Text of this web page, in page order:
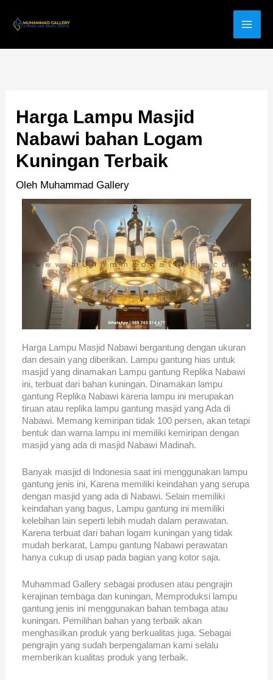
konten
Harga Lampu Masjid
Nabawi bahan Logam
Kuningan Terbaik
Oleh Muhammad Gallery
Harga Lampu Masjid Nabawi bergantung dengan ukuran
dan desain yang diberikan. Lampu gantung hias untuk
masjid yang dinamakan Lampu gantung Replika Nabawi
ini, terbuat dari bahan kuningan. Dinamakan lampu
gantung Replika Nabawi karena lampu ini merupakan
tiruan atau replika lampu gantung masjid yang Ada di
Nabawi. Memang kemiripan tidak 100 persen, akan tetapi
bentuk dan warna lampu ini memiliki kemiripan dengan
masjid yang ada di masjid Nabawi Madinah.
Banyak masjid di Indonesia saat ini menggunakan lampu
gantung jenis ini, Karena memiliki keindahan yang serupa
dengan masjid yang ada di Nabawi. Selain memiliki
keindahan yang bagus, Lampu gantung ini memiliki
kelebihan lain seperti lebih mudah dalam perawatan.
Karena terbuat dari bahan logam kuningan yang tidak
mudah berkarat, Lampu gantung Nabawi perawatan
hanya cukup di usap pada bagian yang kotor saja.
Muhammad Gallery sebagai produsen atau pengrajin
kerajinan tembaga dan kuningan, Memproduksi lampu
gantung jenis ini menggunakan bahan tembaga atau
kuningan. Pemilihan bahan yang terbaik akan
menghasilkan produk yang berkualitas juga. Sebagai
pengrajin yang sudah berpengalaman kami selalu
memberikan kualitas produk yang terbaik.